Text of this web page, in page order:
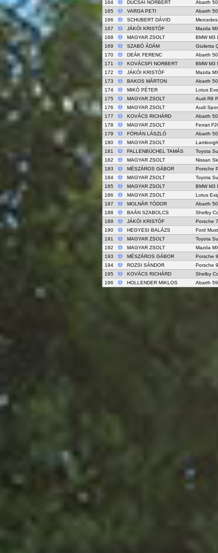
164 DUCSAI NORBERT
Abarth
165
VARGA PETI
Abarth
166
SCHUBERT DÁVID
167
JÁKÓI KRISTÓF
Mazda
168
MAGYAR ZSOLT
BMW M3
169
SZABÓ ÁDÁM
Giulietta
170
DEÁK FERENC
Abarth
171
KOVÁCSFI NORBERT
BMW M3
172
JÁKÓI KRISTÓF
Mazda
173
BAKOS MÁRTON
Abarth
174
MIKÓ PÉTER
Lotus
175
MAGYAR ZSOLT
Audi R8
176
MAGYAR ZSOLT
Audi
177
KOVÁCS RICHÁRD
Abarth
178
MAGYAR ZSOLT
Ferrari
179
FÓRIÁN LÁSZLÓ
Abarth
180
MAGYAR ZSOLT
181
FALLENBÜCHEL TAMÁS
Toyota
182
MAGYAR ZSOLT
Nissan
183
MÉSZÁROS GÁBOR
Porsche
184
MAGYAR ZSOLT
Toyota
185
MAGYAR ZSOLT
BMW M3
186
MAGYAR ZSOLT
Lotus
187
MOLNÁR TÓDOR
Abarth
188
BAÁN SZABOLCS
Shelby
189
JÁKÓI KRISTÓF
Porsche
190
HEGYESI BALÁZS
Ford
191
MAGYAR ZSOLT
Toyota
192
MAGYAR ZSOLT
Mazda
193
MÉSZÁROS GÁBOR
Porsche
194
ROZSI SÁNDOR
Porsche
195
KOVÁCS RICHÁRD
Shelby
196
HOLLENDER MIKLOS Abarth